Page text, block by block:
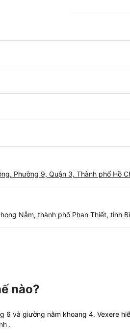
Phường 9, Quận 3, Thành phố Hồ
Nẫm, thành phố Phan Thiết, tỉnh
nào?
6 và giường nằm khoang 4. Vexere
.